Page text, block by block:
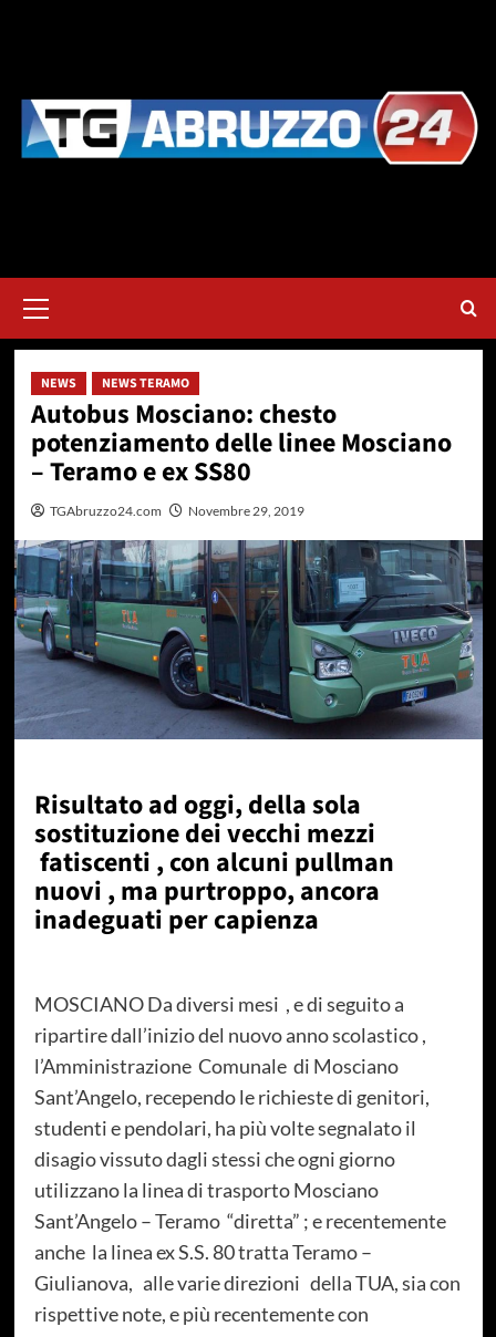
principale
NEWS NEWS TERAMO
Autobus Mosciano: chesto
potenziamento delle linee Mosciano
– Teramo e ex SS80
TGAbruzzo24.com Novembre 29, 2019
Risultato ad oggi, della sola
sostituzione dei vecchi mezzi
fatiscenti , con alcuni pullman
nuovi , ma purtroppo, ancora
inadeguati per capienza
MOSCIANO Da diversi mesi , e di seguito a
ripartire dall’inizio del nuovo anno scolastico ,
l’Amministrazione Comunale di Mosciano
Sant’Angelo, recependo le richieste di genitori,
studenti e pendolari, ha più volte segnalato il
disagio vissuto dagli stessi che ogni giorno
utilizzano la linea di trasporto Mosciano
Sant’Angelo – Teramo “diretta” ; e recentemente
anche la linea ex S.S. 80 tratta Teramo –
Giulianova, alle varie direzioni della TUA, sia con
rispettive note, e più recentemente con